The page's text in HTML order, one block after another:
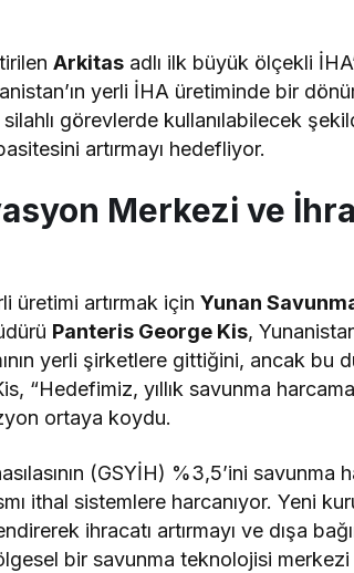
Arkitas adlı ilk büyük ölçekli
yerli İHA üretiminde bir
görevlerde kullanılabilecek
artırmayı hedefliyor.
Merkezi ve
üretimi artırmak içinYunan
Panteris George Kis,
yerli şirketlere gittiğini, ancak bu
“Hedefimiz, yıllık savunma
ortaya koydu.
(GSYİH) %3,5’ini savunma
ithal sistemlere harcanıyor. Yeni
ihracatı artırmayı ve dışa
bir savunma teknolojisi